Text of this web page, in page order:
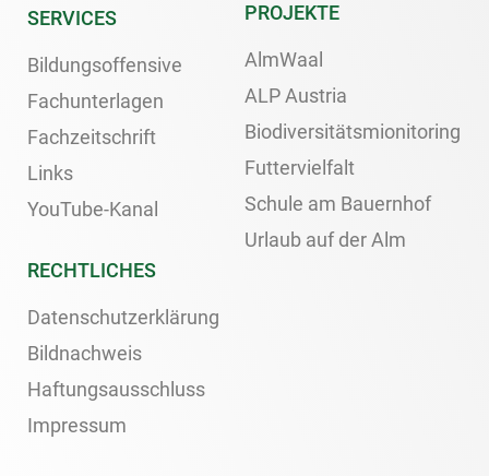
SERVICES
Bildungsoffensive
Fachunterlagen
Fachzeitschrift
Links
YouTube-Kanal
PROJEKTE
AlmWaal
ALP Austria
Biodiversitätsmionitoring
Futtervielfalt
Schule am Bauernhof
Urlaub auf der Alm
RECHTLICHES
Datenschutzerklärung
Bildnachweis
Haftungsausschluss
Impressum